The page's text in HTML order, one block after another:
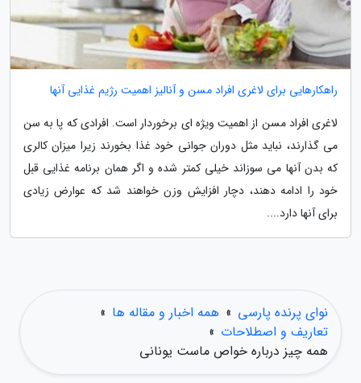
راهکارهایی برای لاغری افراد مسن و آنالیز اهمیت رژیم غذایی آنها
لاغری افراد مسن از اهمیت ویژه ای برخوردار است. افرادی که پا به سن
می گذارند، نباید مثل دوران جوانی خود غذا بخورند زیرا میزان کالری
که بدن آنها می سوزاند خیلی کمتر شده و اگر همان برنامه غذایی قبل
خود را ادامه دهند، دچار افزایش وزن خواهند شد که عوارض زیادی
برای آنها دارد....
نوای پرنده پارسی » همه اخبار و مقاله ها »
تعاریف و اصطلاحات »
همه چیز درباره خواص ماست یونانی